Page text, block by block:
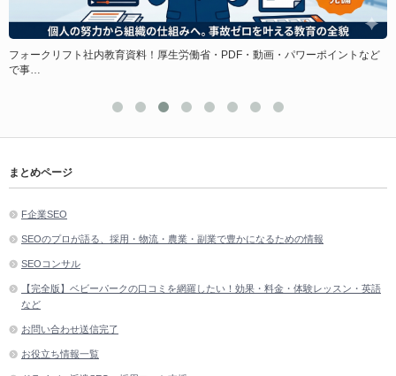
フォークリフト社内教育資料！厚生労働省・PDF・動画・パワーポイントなど
で事…
まとめページ
F企業SEO
SEOのプロが語る、採用・物流・農業・副業で豊かになるための情報
SEOコンサル
【完全版】ベビーパークの口コミを網羅したい！効果・料金・体験レッスン・英語
など
お問い合わせ送信完了
お役立ち情報一覧